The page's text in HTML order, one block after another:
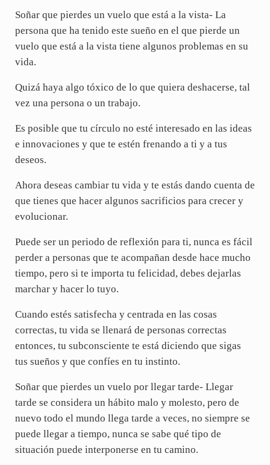
Soñar que pierdes un vuelo que está a la vista- La
persona que ha tenido este sueño en el que pierde un
vuelo que está a la vista tiene algunos problemas en su
vida.
Quizá haya algo tóxico de lo que quiera deshacerse, tal
vez una persona o un trabajo.
Es posible que tu círculo no esté interesado en las ideas
e innovaciones y que te estén frenando a ti y a tus
deseos.
Ahora deseas cambiar tu vida y te estás dando cuenta de
que tienes que hacer algunos sacrificios para crecer y
evolucionar.
Puede ser un periodo de reflexión para ti, nunca es fácil
perder a personas que te acompañan desde hace mucho
tiempo, pero si te importa tu felicidad, debes dejarlas
marchar y hacer lo tuyo.
Cuando estés satisfecha y centrada en las cosas
correctas, tu vida se llenará de personas correctas
entonces, tu subconsciente te está diciendo que sigas
tus sueños y que confíes en tu instinto.
Soñar que pierdes un vuelo por llegar tarde- Llegar
tarde se considera un hábito malo y molesto, pero de
nuevo todo el mundo llega tarde a veces, no siempre se
puede llegar a tiempo, nunca se sabe qué tipo de
situación puede interponerse en tu camino.